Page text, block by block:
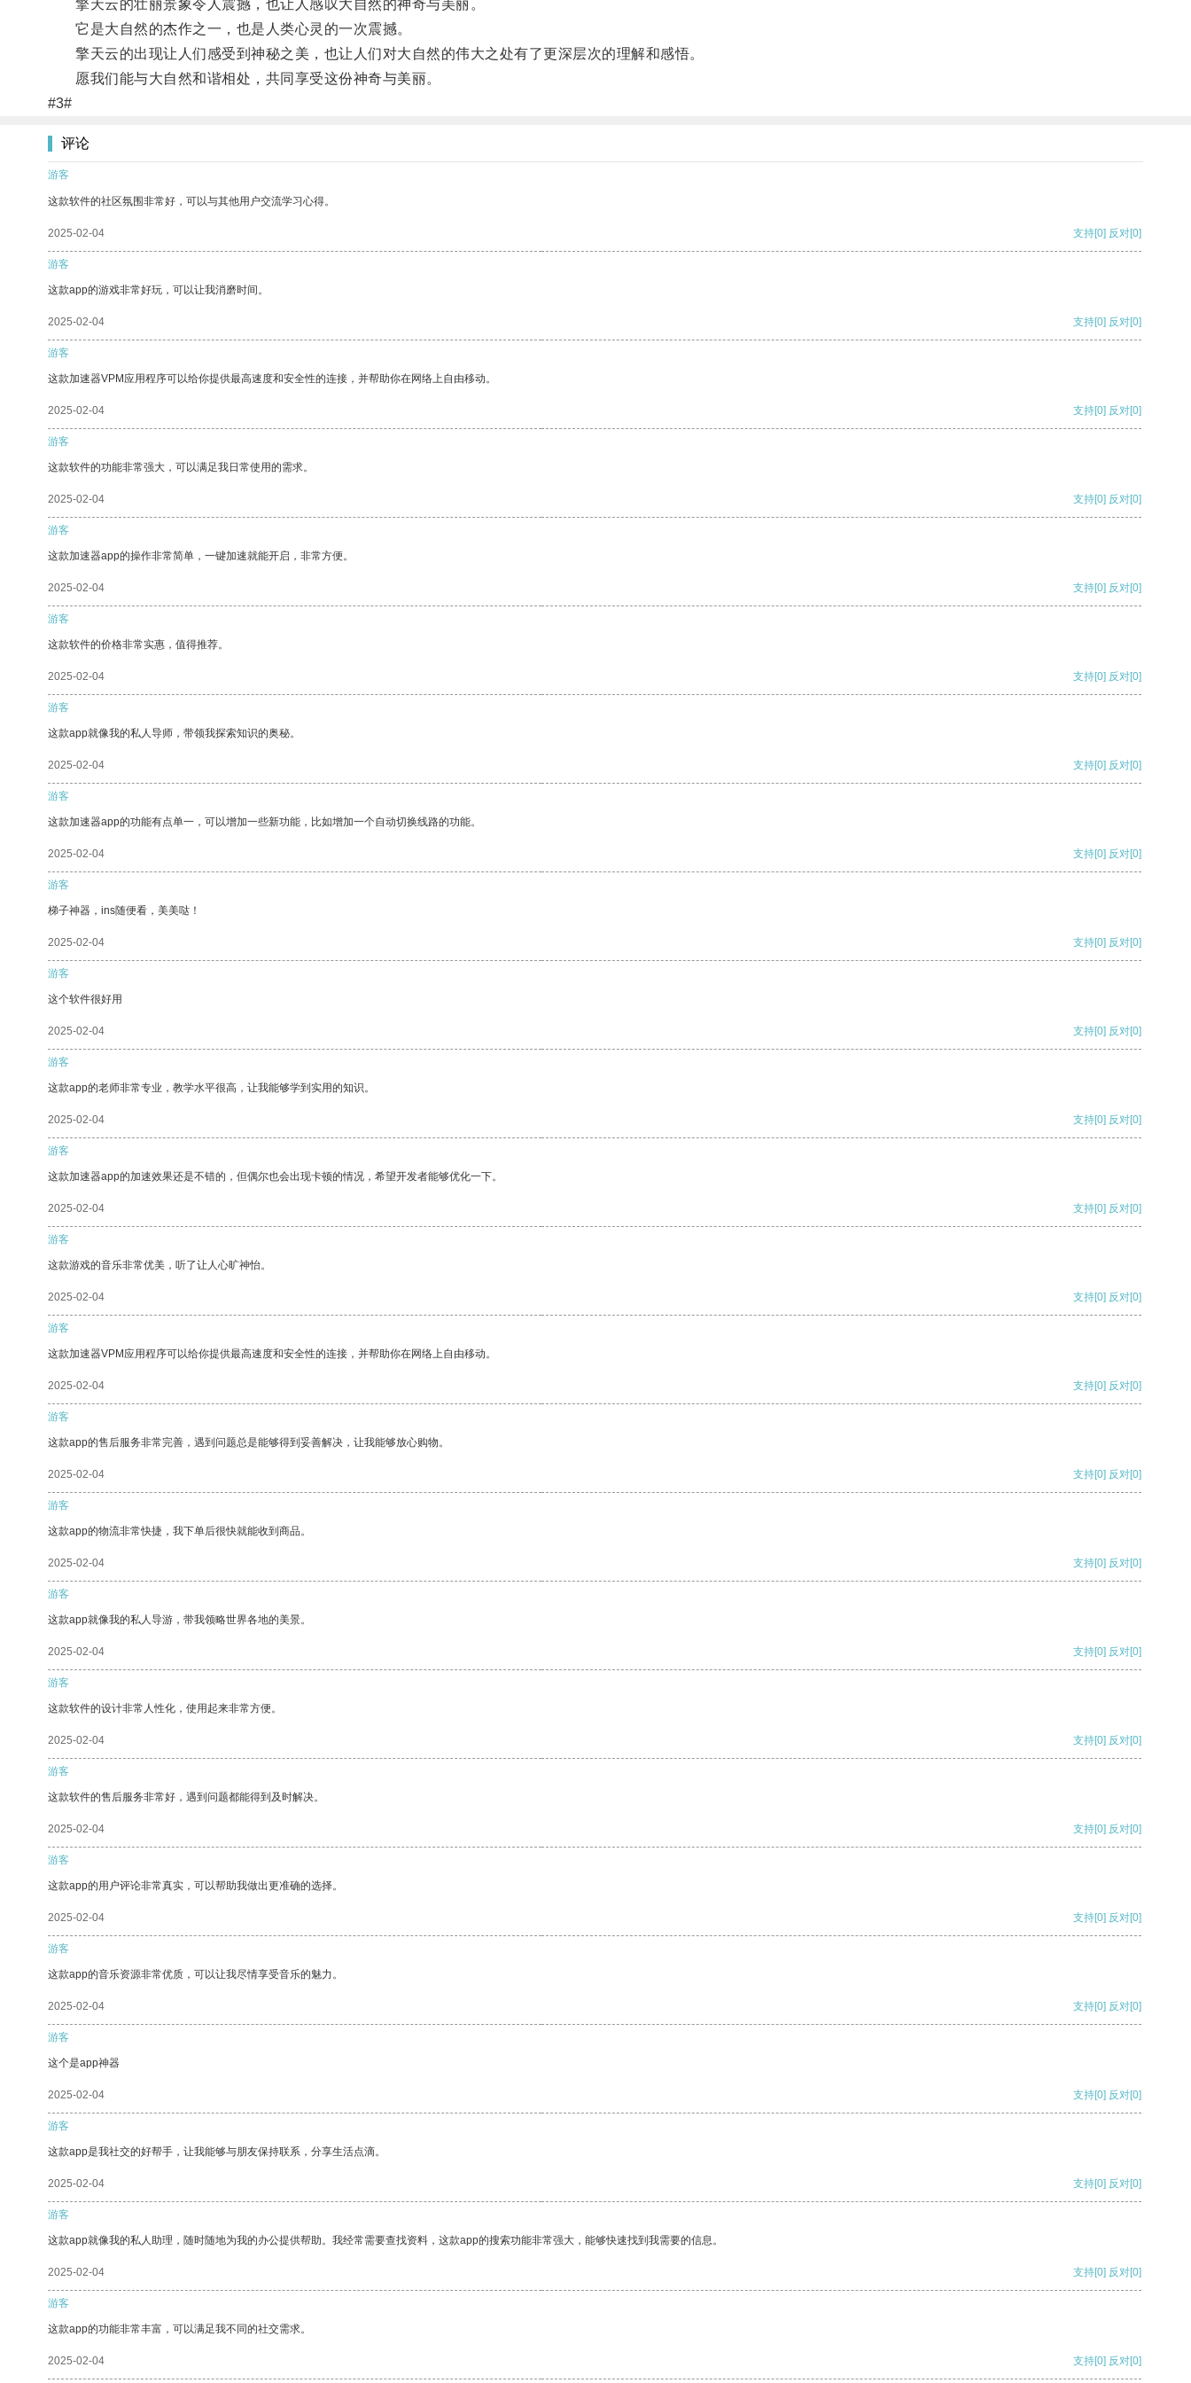
擎天云的壮丽景象令人震撼，也让人感叹大自然的神奇与美丽。
它是大自然的杰作之一，也是人类心灵的一次震撼。
擎天云的出现让人们感受到神秘之美，也让人们对大自然的伟大之处有了更深层次的理解和感悟。
愿我们能与大自然和谐相处，共同享受这份神奇与美丽。
#3#
评论
游客
这款软件的社区氛围非常好，可以与其他用户交流学习心得。
2025-02-04 支持[0] 反对[0]
游客
这款app的游戏非常好玩，可以让我消磨时间。
2025-02-04 支持[0] 反对[0]
游客
这款加速器VPM应用程序可以给你提供最高速度和安全性的连接，并帮助你在网络上自由移动。
2025-02-04 支持[0] 反对[0]
游客
这款软件的功能非常强大，可以满足我日常使用的需求。
2025-02-04 支持[0] 反对[0]
游客
这款加速器app的操作非常简单，一键加速就能开启，非常方便。
2025-02-04 支持[0] 反对[0]
游客
这款软件的价格非常实惠，值得推荐。
2025-02-04 支持[0] 反对[0]
游客
这款app就像我的私人导师，带领我探索知识的奥秘。
2025-02-04 支持[0] 反对[0]
游客
这款加速器app的功能有点单一，可以增加一些新功能，比如增加一个自动切换线路的功能。
2025-02-04 支持[0] 反对[0]
游客
梯子神器，ins随便看，美美哒！
2025-02-04 支持[0] 反对[0]
游客
这个软件很好用
2025-02-04 支持[0] 反对[0]
游客
这款app的老师非常专业，教学水平很高，让我能够学到实用的知识。
2025-02-04 支持[0] 反对[0]
游客
这款加速器app的加速效果还是不错的，但偶尔也会出现卡顿的情况，希望开发者能够优化一下。
2025-02-04 支持[0] 反对[0]
游客
这款游戏的音乐非常优美，听了让人心旷神怡。
2025-02-04 支持[0] 反对[0]
游客
这款加速器VPM应用程序可以给你提供最高速度和安全性的连接，并帮助你在网络上自由移动。
2025-02-04 支持[0] 反对[0]
游客
这款app的售后服务非常完善，遇到问题总是能够得到妥善解决，让我能够放心购物。
2025-02-04 支持[0] 反对[0]
游客
这款app的物流非常快捷，我下单后很快就能收到商品。
2025-02-04 支持[0] 反对[0]
游客
这款app就像我的私人导游，带我领略世界各地的美景。
2025-02-04 支持[0] 反对[0]
游客
这款软件的设计非常人性化，使用起来非常方便。
2025-02-04 支持[0] 反对[0]
游客
这款软件的售后服务非常好，遇到问题都能得到及时解决。
2025-02-04 支持[0] 反对[0]
游客
这款app的用户评论非常真实，可以帮助我做出更准确的选择。
2025-02-04 支持[0] 反对[0]
游客
这款app的音乐资源非常优质，可以让我尽情享受音乐的魅力。
2025-02-04 支持[0] 反对[0]
游客
这个是app神器
2025-02-04 支持[0] 反对[0]
游客
这款app是我社交的好帮手，让我能够与朋友保持联系，分享生活点滴。
2025-02-04 支持[0] 反对[0]
游客
这款app就像我的私人助理，随时随地为我的办公提供帮助。我经常需要查找资料，这款app的搜索功能非常强大，能够快速找到我需要的信息。
2025-02-04 支持[0] 反对[0]
游客
这款app的功能非常丰富，可以满足我不同的社交需求。
2025-02-04 支持[0] 反对[0]